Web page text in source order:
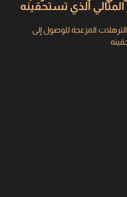
الذي تستحقينه
المزعجة للوصول إلى